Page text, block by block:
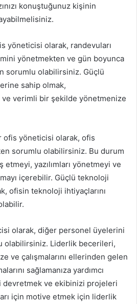
konuştuğunuz kişinin
yöneticisi olarak, randevuları
yönetmekten ve gün boyunca
sorumlu olabilirsiniz. Güçlü
sahip olmak,
ve verimli bir şekilde yönetmenize
ofis yöneticisi olarak, ofis
sorumlu olabilirsiniz. Bu durum
yazılımları yönetmeyi ve
içerebilir. Güçlü teknoloji
ofisin teknoloji ihtiyaçlarını
olarak, diğer personel üyelerini
olabilirsiniz. Liderlik becerileri,
ve çalışmalarını ellerinden gelen
sağlamanıza yardımcı
devretmek ve ekibinizi projeleri
için motive etmek için liderlik